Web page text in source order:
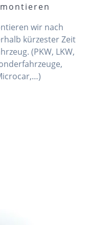
wir nach
kürzester Zeit
(PKW, LKW,